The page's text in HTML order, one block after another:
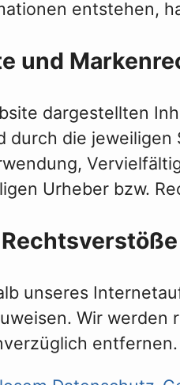
entstehen,
und
dargestellten
durch die
Urheber bzw.
unseres
Wir werden
entfernen.